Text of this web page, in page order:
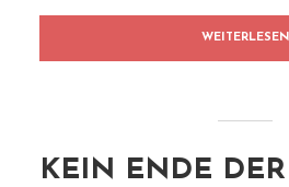
WEITERLESEN
KEIN ENDE DER